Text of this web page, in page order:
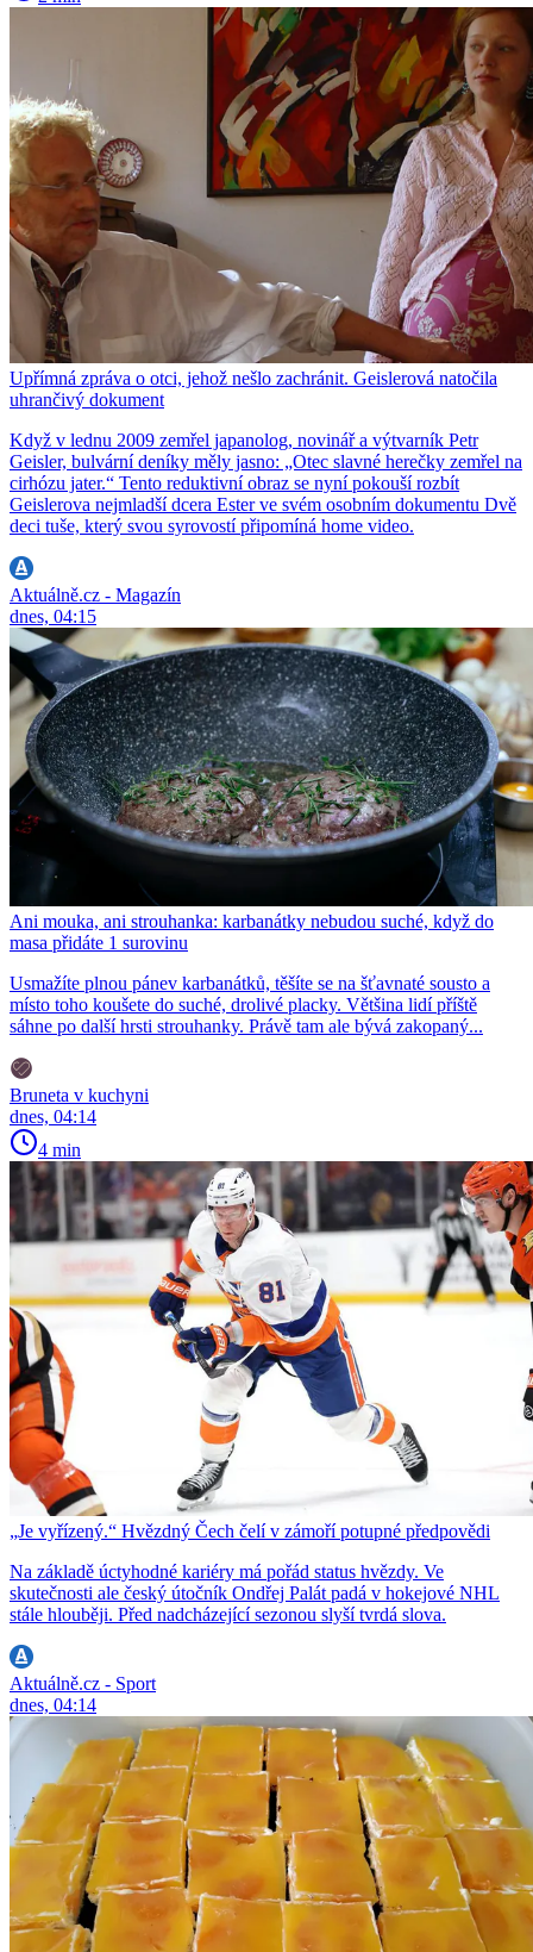
Upřímná zpráva o otci, jehož nešlo zachránit. Geislerová natočila
uhrančivý dokument
Když v lednu 2009 zemřel japanolog, novinář a výtvarník Petr
Geisler, bulvární deníky měly jasno: „Otec slavné herečky zemřel na
cirhózu jater.“ Tento reduktivní obraz se nyní pokouší rozbít
Geislerova nejmladší dcera Ester ve svém osobním dokumentu Dvě
deci tuše, který svou syrovostí připomíná home video.
Aktuálně.cz - Magazín
dnes, 04:15
Ani mouka, ani strouhanka: karbanátky nebudou suché, když do
masa přidáte 1 surovinu
Usmažíte plnou pánev karbanátků, těšíte se na šťavnaté sousto a
místo toho koušete do suché, drolivé placky. Většina lidí příště
sáhne po další hrsti strouhanky. Právě tam ale bývá zakopaný...
Bruneta v kuchyni
dnes, 04:14
4 min
„Je vyřízený.“ Hvězdný Čech čelí v zámoří potupné předpovědi
Na základě úctyhodné kariéry má pořád status hvězdy. Ve
skutečnosti ale český útočník Ondřej Palát padá v hokejové NHL
stále hlouběji. Před nadcházející sezonou slyší tvrdá slova.
Aktuálně.cz - Sport
dnes, 04:14